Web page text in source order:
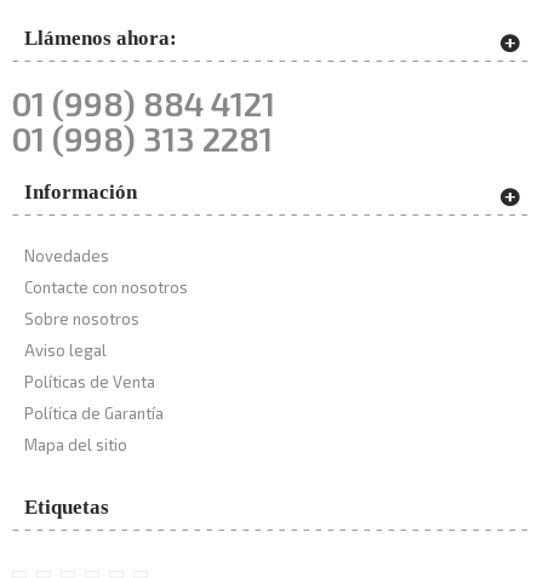
Llámenos ahora:
01 (998) 884 4121
01 (998) 313 2281
Información
Novedades
Contacte con nosotros
Sobre nosotros
Aviso legal
Políticas de Venta
Política de Garantía
Mapa del sitio
Etiquetas